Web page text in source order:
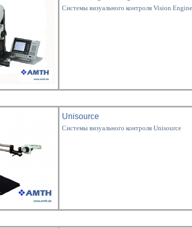
Системы визуального контроля Vision
Unisource
Системы визуального контроля Unisource